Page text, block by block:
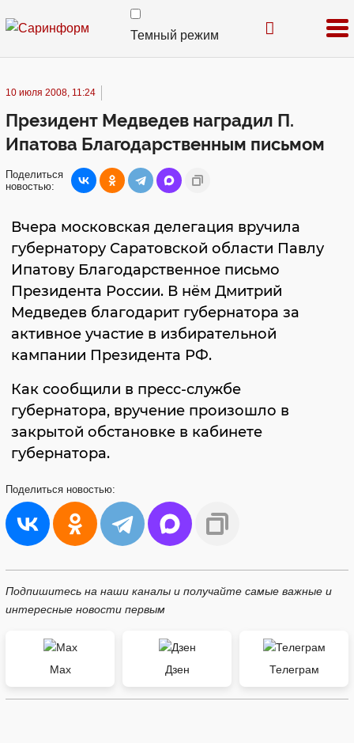
Темный режим
10 июля 2008, 11:24
Президент Медведев наградил П.
Ипатова Благодарственным письмом
Поделиться
новостью:
Вчера московская делегация вручила
губернатору Саратовской области Павлу
Ипатову Благодарственное письмо
Президента России. В нём Дмитрий
Медведев благодарит губернатора за
активное участие в избирательной
кампании Президента РФ.
Как сообщили в пресс-службе
губернатора, вручение произошло в
закрытой обстановке в кабинете
губернатора.
Поделиться новостью:
Подпишитесь на наши каналы и получайте самые важные и
интересные новости первым
Max Дзен Телеграм